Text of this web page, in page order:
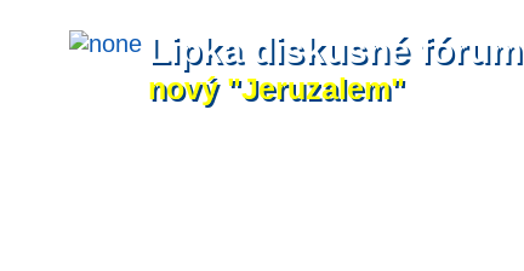
Lipka diskusné fórum
nový "Jeruzalem"